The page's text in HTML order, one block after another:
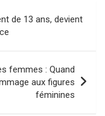
de 13 ans, devient
femmes : Quand
aux figures
féminines